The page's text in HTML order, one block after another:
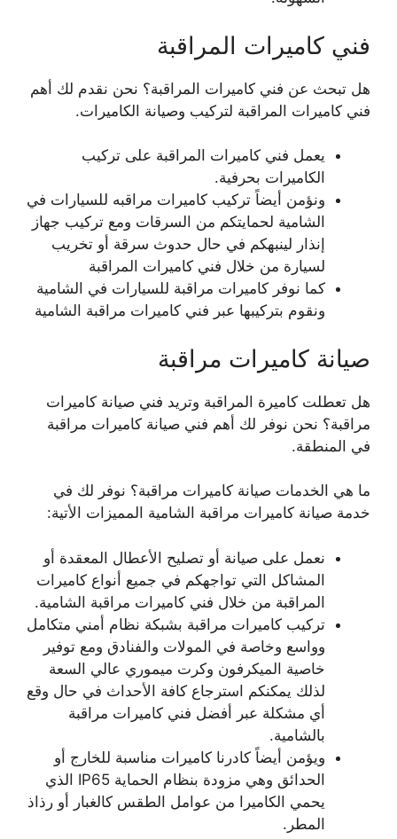
فني كاميرات المراقبة
هل تبحث عن فني كاميرات المراقبة؟ نحن نقدم لك أهم
فني كاميرات المراقبة لتركيب وصيانة الكاميرات.
يعمل فني كاميرات المراقبة على تركيب
الكاميرات بحرفية.
ونؤمن أيضاً تركيب كاميرات مراقبه للسيارات في
الشامية لحمايتكم من السرقات ومع تركيب جهاز
إنذار لينبهكم في حال حدوث سرقة أو تخريب
لسيارة من خلال فني كاميرات المراقبة
كما نوفر كاميرات مراقبة للسيارات في الشامية
ونقوم بتركيبها عبر فني كاميرات مراقبة الشامية
صيانة كاميرات مراقبة
هل تعطلت كاميرة المراقبة وتريد فني صيانة كاميرات
مراقبة؟ نحن نوفر لك أهم فني صيانة كاميرات مراقبة
في المنطقة.
ما هي الخدمات صيانة كاميرات مراقبة؟ نوفر لك في
خدمة صيانة كاميرات مراقبة الشامية المميزات الأتية:
نعمل على صيانة أو تصليح الأعطال المعقدة أو
المشاكل التي تواجهكم في جميع أنواع كاميرات
المراقبة من خلال فني كاميرات مراقبة الشامية.
تركيب كاميرات مراقبة بشبكة نظام أمني متكامل
وواسع وخاصة في المولات والفنادق ومع توفير
خاصية الميكرفون وكرت ميموري عالي السعة
لذلك يمكنكم استرجاع كافة الأحداث في حال وقع
أي مشكلة عبر أفضل فني كاميرات مراقبة
بالشامية.
ويؤمن أيضاً كادرنا كاميرات مناسبة للخارج أو
الحدائق وهي مزودة بنظام الحماية IP65 الذي
يحمي الكاميرا من عوامل الطقس كالغبار أو رذاذ
المطر.